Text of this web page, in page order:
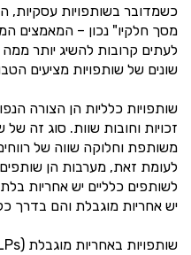
כשמדובר בשותפויות עסקיות,
מסך חלקיו" נכון – המאמצים
לעתים קרובות להשיג יותר
שונים של שותפויות מציעים
שותפויות כלליות הן הצורה
זכויות וחובות שוות. סוג זה
משותפת וחלוקה שווה של
לעומת זאת, מערבות הן שותפים
לשותפים כלליים יש אחריות
יש אחריות מוגבלת והם בדרך